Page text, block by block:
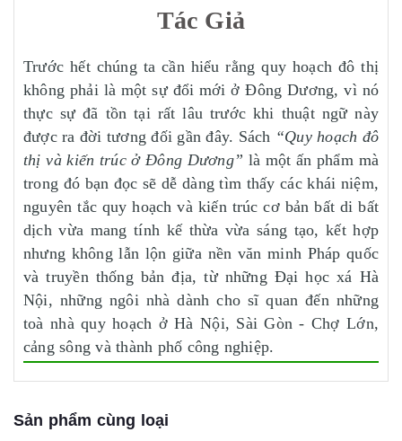
Tác Giả
Trước hết chúng ta cần hiểu rằng quy hoạch đô thị
không phải là một sự đổi mới ở Đông Dương, vì nó
thực sự đã tồn tại rất lâu trước khi thuật ngữ này
được ra đời tương đối gần đây. Sách “Quy hoạch đô
thị và kiến trúc ở Đông Dương” là một ấn phẩm mà
trong đó bạn đọc sẽ dễ dàng tìm thấy các khái niệm,
nguyên tắc quy hoạch và kiến trúc cơ bản bất di bất
dịch vừa mang tính kế thừa vừa sáng tạo, kết hợp
nhưng không lẫn lộn giữa nền văn minh Pháp quốc
và truyền thống bản địa, từ những Đại học xá Hà
Nội, những ngôi nhà dành cho sĩ quan đến những
toà nhà quy hoạch ở Hà Nội, Sài Gòn - Chợ Lớn,
cảng sông và thành phố công nghiệp.
Sản phẩm cùng loại